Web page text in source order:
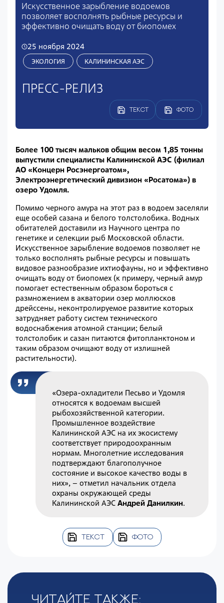
Искусственное зарыбление водоемов
позволяет восполнять рыбные ресурсы и
эффективно очищать воду от биопомех
25 ноября 2024
ЭКОЛОГИЯ КАЛИНИНСКАЯ АЭС
ПРЕСС-РЕЛИЗ
ТЕКСТ ФОТО
Более 100 тысяч мальков общим весом 1,85 тонны
выпустили специалисты Калининской АЭС (филиал
АО «Концерн Росэнергоатом»,
Электроэнергетический дивизион «Росатома») в
озеро Удомля.
Помимо черного амура на этот раз в водоем заселяли
еще особей сазана и белого толстолобика. Водных
обитателей доставили из Научного центра по
генетике и селекции рыб Московской области.
Искусственное зарыбление водоемов позволяет не
только восполнять рыбные ресурсы и повышать
видовое разнообразие ихтиофауны, но и эффективно
очищать воду от биопомех (к примеру, черный амур
помогает естественным образом бороться с
размножением в акватории озер моллюсков
дрейссены, неконтролируемое развитие которых
затрудняет работу систем технического
водоснабжения атомной станции; белый
толстолобик и сазан питаются фитопланктоном и
таким образом очищают воду от излишней
растительности).
«Озера-охладители Песьво и Удомля
относятся к водоемам высшей
рыбохозяйственной категории.
Промышленное воздействие
Калининской АЭС на их экосистему
соответствует природоохранным
нормам. Многолетние исследования
подтверждают благополучное
состояние и высокое качество воды в
них», – отметил начальник отдела
охраны окружающей среды
Калининской АЭСАндрей Данилкин.
ТЕКСТ ФОТО
Читайте также: